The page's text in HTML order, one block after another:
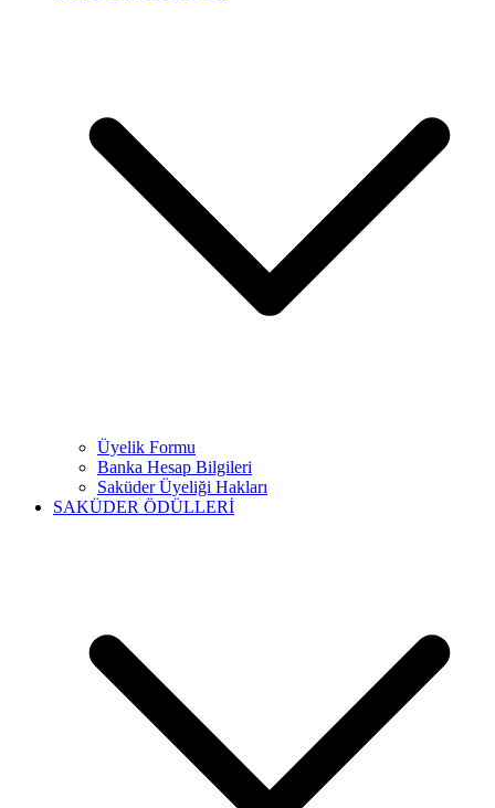
Üyelik Formu
Banka Hesap Bilgileri
Saküder Üyeliği Hakları
SAKÜDER ÖDÜLLERİ